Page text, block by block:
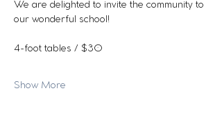
We are delighted to invite the community to
our wonderful school!
4-foot tables / $30
Show More